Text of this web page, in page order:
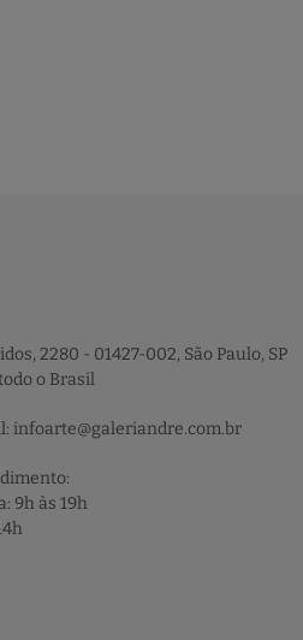
2280 - 01427-002, São Paulo, SP
o Brasil
infoarte@galeriandre.com.br
9h às 19h